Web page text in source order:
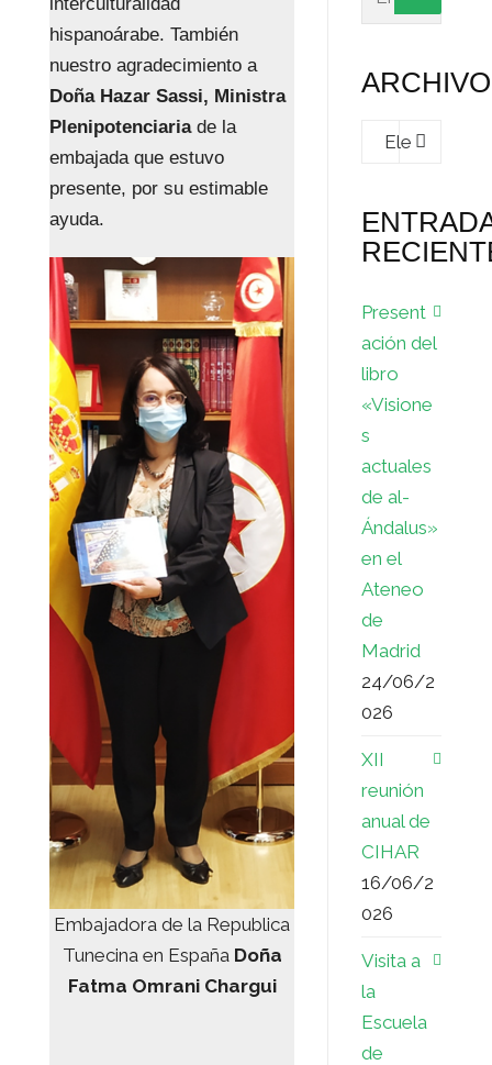
interculturalidad
hispanoárabe. También
nuestro agradecimiento a
Doña Hazar Sassi, Ministra
Plenipotenciaria de la
embajada que estuvo
presente, por su estimable
ayuda.
Embajadora de la Republica
Tunecina en España Doña
Fatma Omrani Chargui
Present
ación del
libro
«Visione
s
actuales
de al-
Ándalus»
en el
Ateneo
de
Madrid
24/06/2
026
XII
reunión
anual de
CIHAR
16/06/2
026
Visita a
la
Escuela
de